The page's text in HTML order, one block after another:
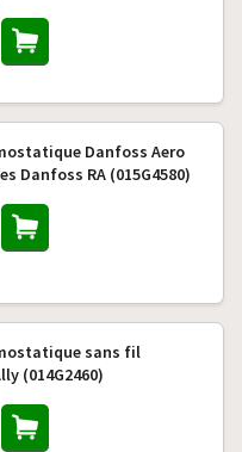
Danfoss Aero
Danfoss RA (015G4580)
sans fil
(014G2460)